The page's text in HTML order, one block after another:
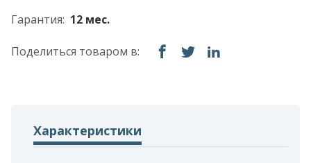
Гарантия: 12 мес.
Поделиться товаром в:
Характеристики